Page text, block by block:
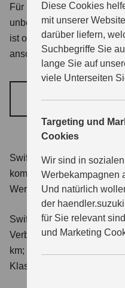
Diese Cookies
mit unserer
darüber liefern,
Suchbegriffe Sie
lange Sie auf
viele Unterseiten
Targeting und
Cookies
Wir sind in
Werbekampagnen
Und natürlich
der
für Sie relevant
und Marketing
Für Reparaturarbeiten an
unbedingt Ersatzteile von
ist optimal. Wir haben das
ansonsten schnell zur
JETZT
Swift 1.2 DUALJET
kombinierter
Wert der CO₂-Emission:
Swift 1.2 DUALJET
Verbrauchswerte:
km; kombinierter Wert der
Klasse: C.